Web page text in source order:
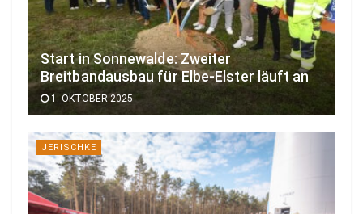
Start in Sonnewalde: Zweiter
Breitbandausbau für Elbe-Elster läuft an
1. OKTOBER 2025
JERISCHKE